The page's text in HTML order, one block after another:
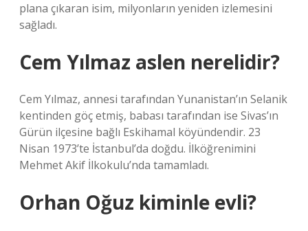
plana çıkaran isim, milyonların yeniden izlemesini
sağladı.
Cem Yılmaz aslen nerelidir?
Cem Yılmaz, annesi tarafından Yunanistan’ın Selanik
kentinden göç etmiş, babası tarafından ise Sivas’ın
Gürün ilçesine bağlı Eskihamal köyündendir. 23
Nisan 1973’te İstanbul’da doğdu. İlköğrenimini
Mehmet Akif İlkokulu’nda tamamladı.
Orhan Oğuz kiminle evli?